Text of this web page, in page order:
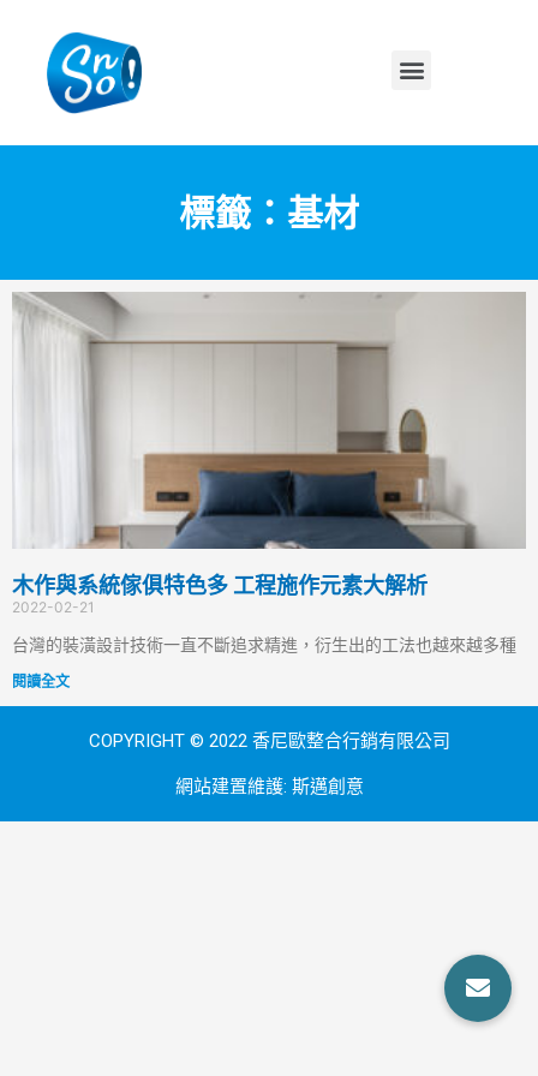
標籤：基材
木作與系統傢俱特色多 工程施作元素大解析
2022-02-21
台灣的裝潢設計技術一直不斷追求精進，衍生出的工法也越來越多種
閱讀全文
COPYRIGHT © 2022 香尼歐整合行銷有限公司
網站建置維護: 斯邁創意